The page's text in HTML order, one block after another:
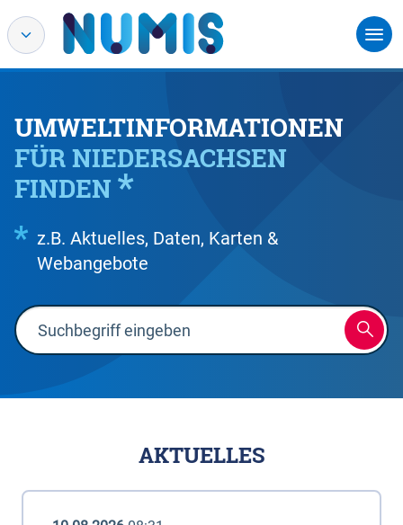
UMWELTINFORMATIONEN
FÜR NIEDERSACHSEN
FINDEN
z.B. Aktuelles, Daten, Karten &
Webangebote
AKTUELLES